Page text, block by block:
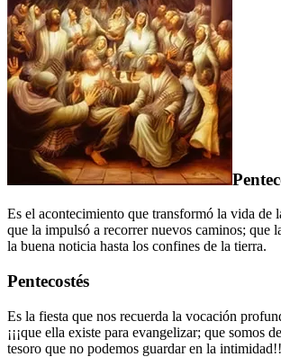
Es el acontecimiento que transformó la vida de
que la impulsó a recorrer nuevos caminos; que
la buena noticia hasta los confines de la tierra.
Pentecostés
Es la fiesta que nos recuerda la vocación
¡¡¡que ella existe para evangelizar; que somos
tesoro que no podemos guardar en la